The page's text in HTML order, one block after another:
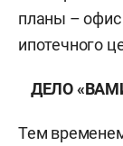
планы –
ипотечного
ДЕЛО
Тем